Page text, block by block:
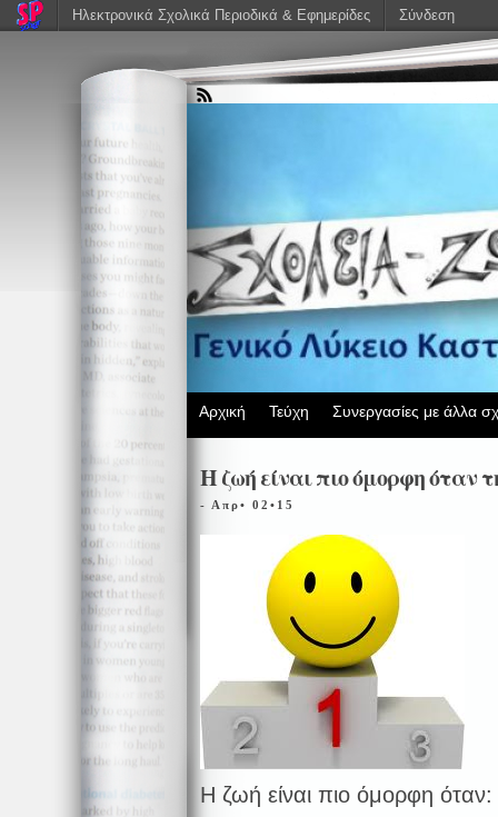
Αρχική Τεύχη Συνεργασίες με άλλα
Η ζωή είναι πιο όμορφη όταν
- Απρ• 02•15
Η ζωή είναι πιο όμορφη όταν:
Ηλεκτρονικά Σχολικά Περιοδικά & Εφημερίδες Σύνδεση